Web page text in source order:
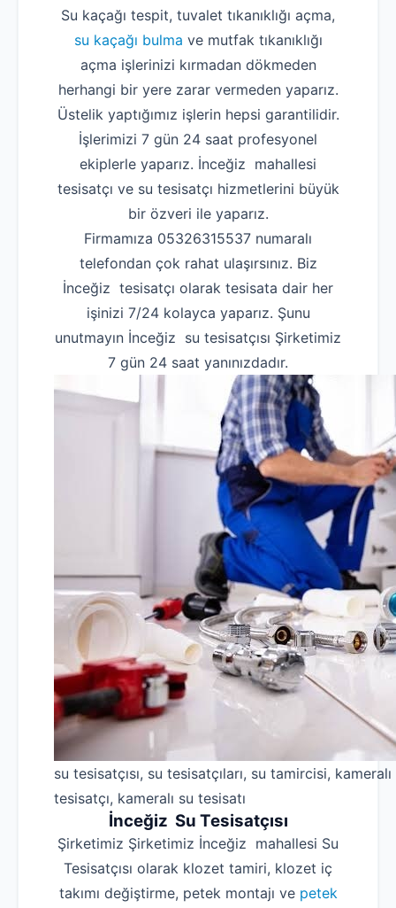
Su kaçağı tespit, tuvalet tıkanıklığı açma,
su kaçağı bulma ve mutfak tıkanıklığı
açma işlerinizi kırmadan dökmeden
herhangi bir yere zarar vermeden yaparız.
Üstelik yaptığımız işlerin hepsi garantilidir.
İşlerimizi 7 gün 24 saat profesyonel
ekiplerle yaparız. İnceğiz mahallesi
tesisatçı ve su tesisatçı hizmetlerini büyük
bir özveri ile yaparız.
Firmamıza 05326315537 numaralı
telefondan çok rahat ulaşırsınız. Biz
İnceğiz tesisatçı olarak tesisata dair her
işinizi 7/24 kolayca yaparız. Şunu
unutmayın İnceğiz su tesisatçısı Şirketimiz
7 gün 24 saat yanınızdadır.
su tesisatçısı, su tesisatçıları, su tamircisi,
tesisatçı, kameralı su tesisatı
İnceğiz Su Tesisatçısı
Şirketimiz Şirketimiz İnceğiz mahallesi Su
Tesisatçısı olarak klozet tamiri, klozet iç
takımı değiştirme, petek montajı ve petek